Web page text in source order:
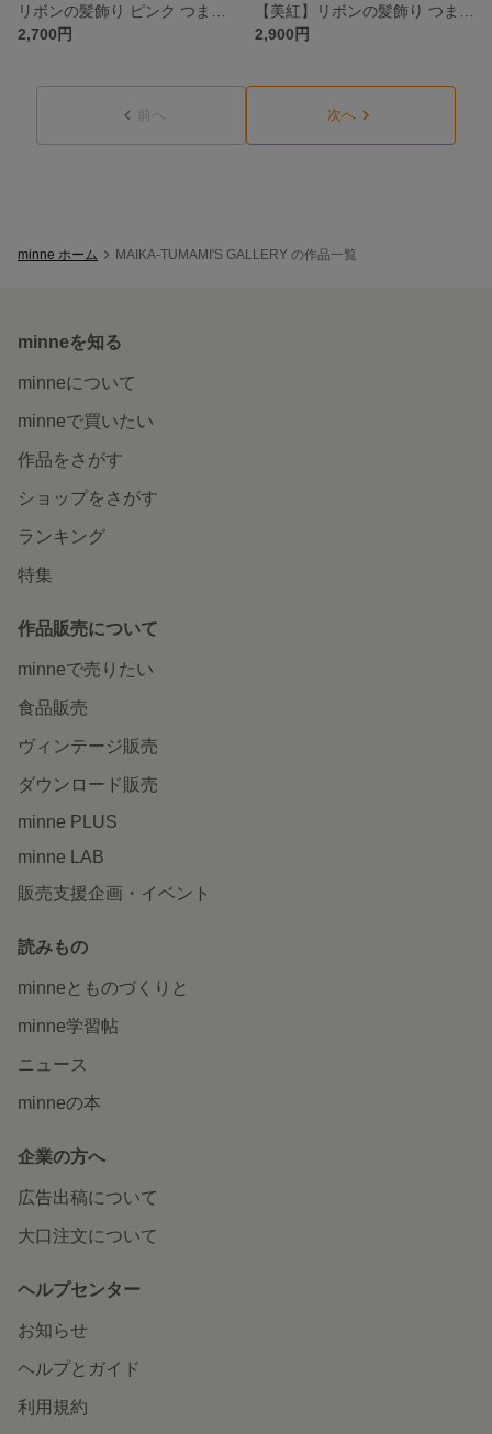
2,700円
2,900円
前へ 次へ
minne ホーム MAIKA-TUMAMI'S GALLERY の作品一覧
minneを知る
minneについて
minneで買いたい
作品をさがす
ショップをさがす
ランキング
特集
作品販売について
minneで売りたい
食品販売
ヴィンテージ販売
ダウンロード販売
minne PLUS
minne LAB
販売支援企画・イベント
読みもの
minneとものづくりと
minne学習帖
ニュース
minneの本
企業の方へ
広告出稿について
大口注文について
ヘルプセンター
お知らせ
ヘルプとガイド
利用規約